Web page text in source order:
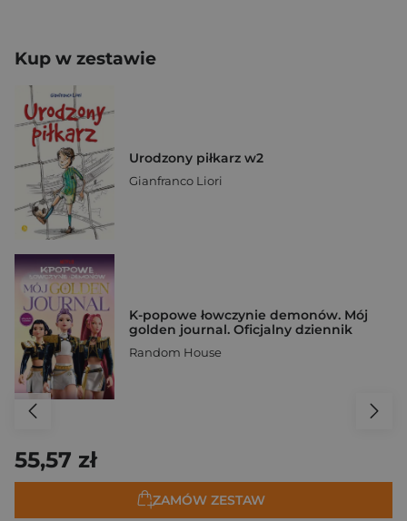
Kup w zestawie
Urodzony piłkarz w2
Gianfranco Liori
K-popowe łowczynie demonów. Mój
golden journal. Oficjalny dziennik
Random House
55,57 zł
ZAMÓW ZESTAW